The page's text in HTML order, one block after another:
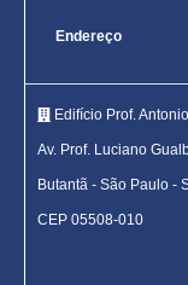
Endereço
Edifício Prof.
Av. Prof. Luciano
Butantã - São Paulo -
CEP 05508-010